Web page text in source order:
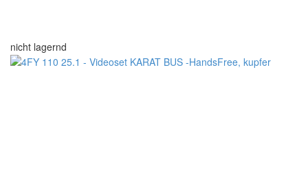
nicht lagernd